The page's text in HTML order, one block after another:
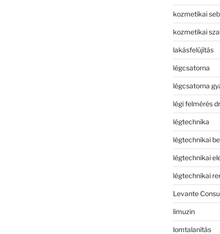
kozmetikai
kozmetikai
lakásfelújítás
légcsatorna
légcsatorna
légi felmérés
légtechnika
légtechnikai
légtechnikai
légtechnikai
Levante
limuzin
lomtalanítás